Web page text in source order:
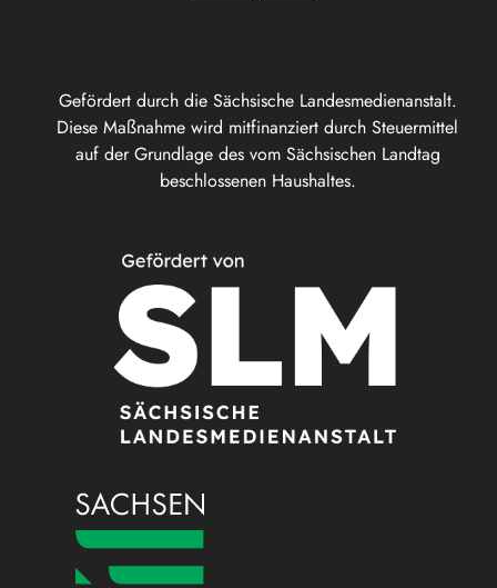
Gefördert durch die Sächsische Landesmedienanstalt.
Diese Maßnahme wird mitfinanziert durch Steuermittel
auf der Grundlage des vom Sächsischen Landtag
beschlossenen Haushaltes.